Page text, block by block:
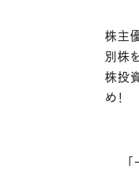
株主
別株
株投
め！